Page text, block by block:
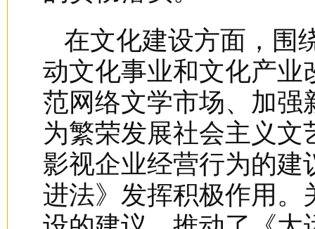
在文化建设方面，围
动文化事业和文化产业
范网络文学市场、加强
为繁荣发展社会主义
影视企业经营行为的
进法》发挥积极作用。